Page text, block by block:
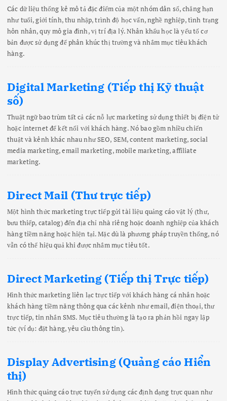
Các dữ liệu thống kê mô tả đặc điểm của một nhóm dân số, chẳng hạn
như tuổi, giới tính, thu nhập, trình độ học vấn, nghề nghiệp, tình trạng
hôn nhân, quy mô gia đình, vị trí địa lý. Nhân khẩu học là yếu tố cơ
bản được sử dụng để phân khúc thị trường và nhắm mục tiêu khách
hàng.
Digital Marketing (Tiếp thị Kỹ thuật
số)
Thuật ngữ bao trùm tất cả các nỗ lực marketing sử dụng thiết bị điện tử
hoặc internet để kết nối với khách hàng. Nó bao gồm nhiều chiến
thuật và kênh khác nhau như SEO, SEM, content marketing, social
media marketing, email marketing, mobile marketing, affiliate
marketing.
Direct Mail (Thư trực tiếp)
Một hình thức marketing trực tiếp gửi tài liệu quảng cáo vật lý (thư,
bưu thiếp, catalog) đến địa chỉ nhà riêng hoặc doanh nghiệp của khách
hàng tiềm năng hoặc hiện tại. Mặc dù là phương pháp truyền thống, nó
vẫn có thể hiệu quả khi được nhắm mục tiêu tốt.
Direct Marketing (Tiếp thị Trực tiếp)
Hình thức marketing liên lạc trực tiếp với khách hàng cá nhân hoặc
khách hàng tiềm năng thông qua các kênh như email, điện thoại, thư
trực tiếp, tin nhắn SMS. Mục tiêu thường là tạo ra phản hồi ngay lập
tức (ví dụ: đặt hàng, yêu cầu thông tin).
Display Advertising (Quảng cáo Hiển
thị)
Hình thức quảng cáo trực tuyến sử dụng các định dạng trực quan như